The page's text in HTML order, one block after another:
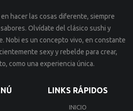
hacer las cosas diferente, siempre
Olvídate del clásico sushi y
Nobi es un concepto vivo, en constante
sexy y rebelde para crear,
como una experiencia única.
LINKS RÁPIDOS
INICIO